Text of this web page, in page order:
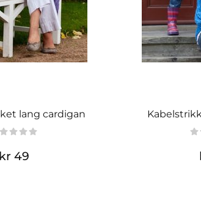
lang cardigan
kr 49